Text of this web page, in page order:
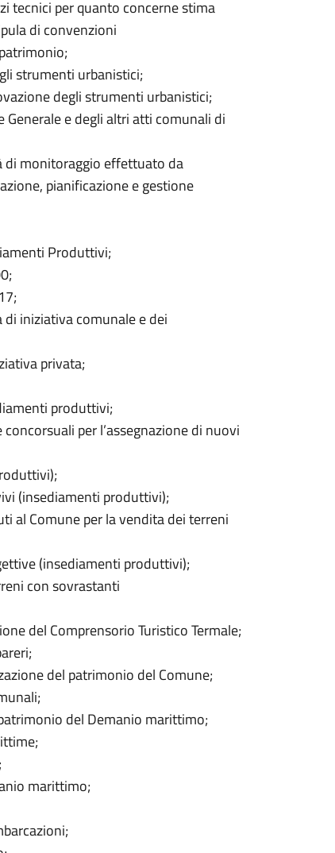
tecnici per quanto concerne stima
di convenzioni
strumenti urbanistici;
degli strumenti urbanistici;
e degli altri atti comunali di
di monitoraggio effettuato da
pianificazione e gestione
Produttivi;
iniziativa comunale e dei
privata;
produttivi;
per l’assegnazione di nuovi
(insediamenti produttivi);
al Comune per la vendita dei terreni
(insediamenti produttivi);
con sovrastanti
del Comprensorio Turistico Termale;
del patrimonio del Comune;
del Demanio marittimo;
marittimo;